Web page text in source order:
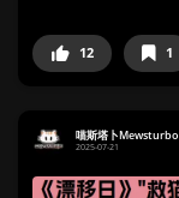
12 1
喵斯塔卜Mewsturbo
2025-07-21